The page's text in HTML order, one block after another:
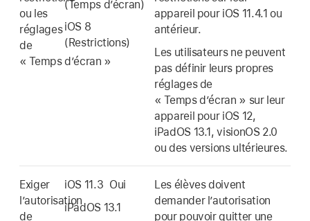
ou les
réglages
de
«Temps d’écran »
(Temps d’écran)
iOS 8
(Restrictions)
appareil pour iOS 11.4.1 ou
antérieur.
Les utilisateurs ne peuvent
pas définir leurs propres
réglages de
«Temps d’écran » sur leur
appareil pour iOS 12,
iPadOS 13.1,visionOS 2.0
ou des versions ultérieures.
Exiger
l’autorisation
de
iOS 11.3
iPadOS 13.1
Oui
Les élèves doivent
demander l’autorisation
pour pouvoir quitter une